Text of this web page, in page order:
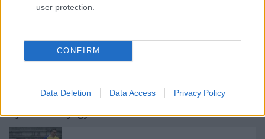
user protection.
CONFIRM
Data Deletion Data Access Privacy Policy
fidesz korrupció
Ajánlott bejegyzések: